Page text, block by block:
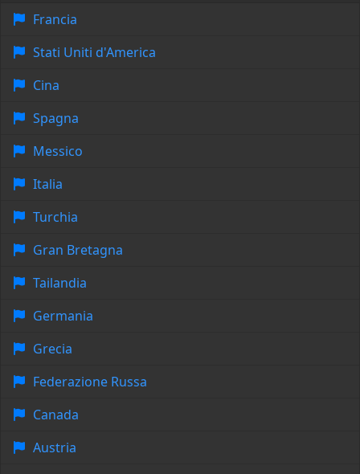
Francia
Stati Uniti d'America
Cina
Spagna
Messico
Italia
Turchia
Gran Bretagna
Tailandia
Germania
Grecia
Federazione Russa
Canada
Austria